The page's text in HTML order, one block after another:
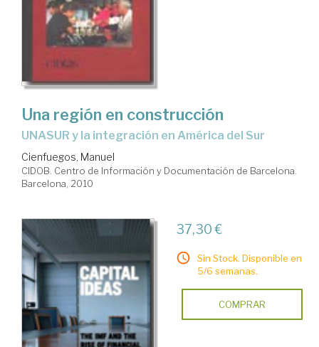
Una región en construcción
UNASUR y la integración en América del Sur
Cienfuegos, Manuel
CIDOB. Centro de Información y Documentación de Barcelona.
Barcelona, 2010
37,30 €
Sin Stock. Disponible en
5/6 semanas.
COMPRAR